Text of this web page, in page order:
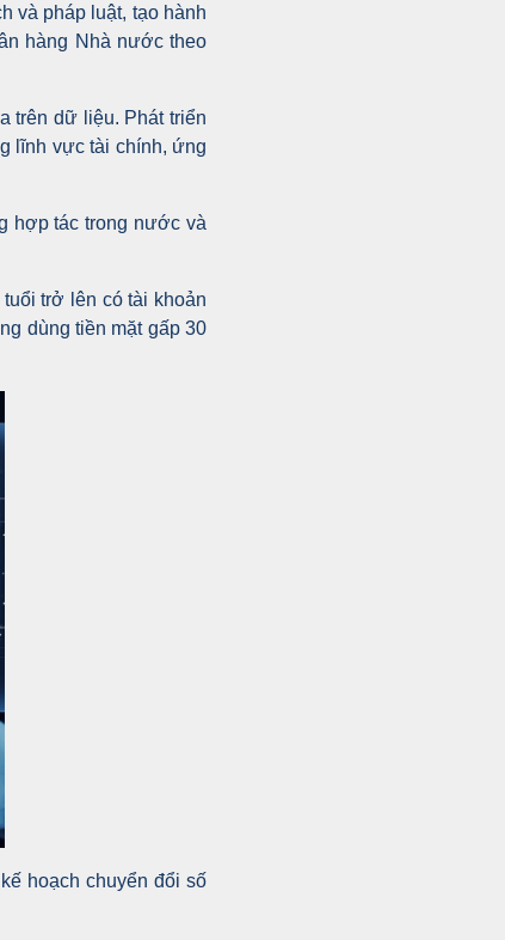
và pháp luật, tạo hành
hàng Nhà nước theo
trên dữ liệu. Phát triển
lĩnh vực tài chính, ứng
hợp tác trong nước và
trở lên có tài khoản
dùng tiền mặt gấp 30
hoạch chuyển đổi số